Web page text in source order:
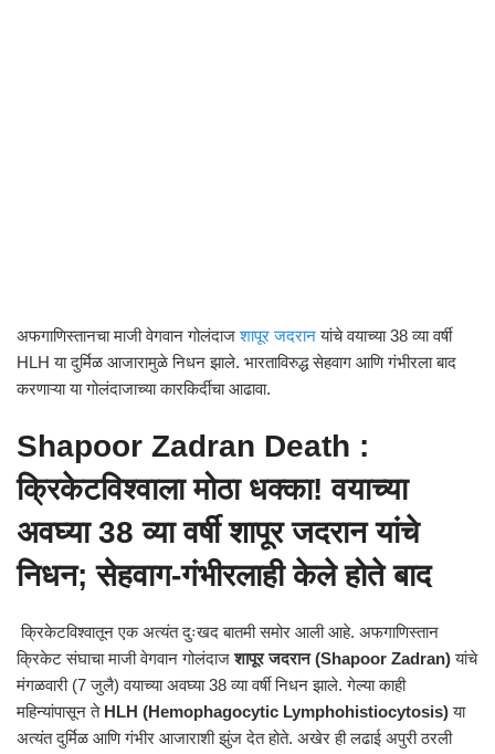
अफगाणिस्तानचा माजी वेगवान गोलंदाजशापूर जदरानयांचे वयाच्या 38 व्या वर्षी
HLH या दुर्मिळ आजारामुळे निधन झाले. भारताविरुद्ध सेहवाग आणि गंभीरला बाद
करणाऱ्या या गोलंदाजाच्या कारकिर्दीचा आढावा.
Shapoor Zadran Death :
क्रिकेटविश्वाला मोठा धक्का! वयाच्या
अवघ्या 38 व्या वर्षी शापूर जदरान यांचे
निधन; सेहवाग-गंभीरलाही केले होते बाद
क्रिकेटविश्वातून एक अत्यंत दुःखद बातमी समोर आली आहे. अफगाणिस्तान
क्रिकेट संघाचा माजी वेगवान गोलंदाजशापूर जदरान (Shapoor Zadran)यांचे
मंगळवारी (7 जुलै) वयाच्या अवघ्या 38 व्या वर्षी निधन झाले. गेल्या काही
महिन्यांपासून ते HLH (Hemophagocytic Lymphohistiocytosis)या
अत्यंत दुर्मिळ आणि गंभीर आजाराशी झुंज देत होते. अखेर ही लढाई अपुरी ठरली